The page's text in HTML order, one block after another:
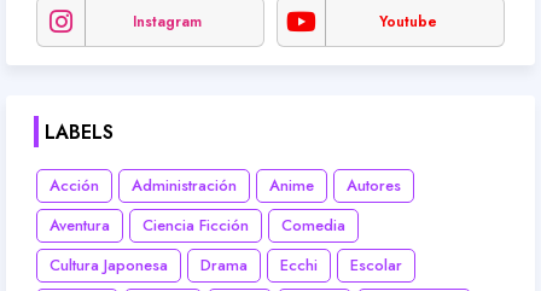
Instagram Youtube
LABELS
Acción Administración Anime
Autores
Aventura
Ciencia Ficción
Comedia
Cultura Japonesa
Drama Ecchi
Escolar